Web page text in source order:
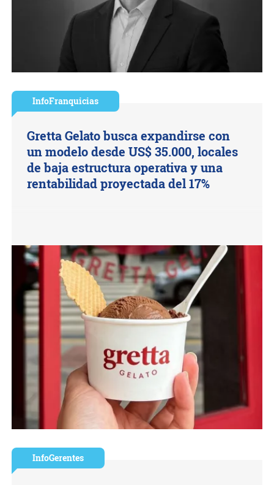
InfoFranquicias
Gretta Gelato busca expandirse con
un modelo desde US$ 35.000, locales
de baja estructura operativa y una
rentabilidad proyectada del 17%
InfoGerentes